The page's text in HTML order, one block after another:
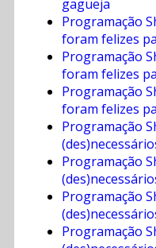
gagueja
Programação
foram felizes
Programação
foram felizes
Programação
foram felizes
Programação
Programação
Programação
Programação